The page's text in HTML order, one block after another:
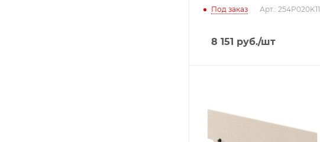
Под заказ Арт.: 254P020K11
8 151 руб./шт